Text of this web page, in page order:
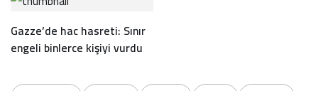
Gazze’de hac hasreti: Sınır
engeli binlerce kişiyi vurdu